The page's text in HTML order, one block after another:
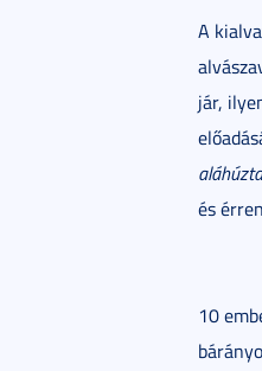
A
jár,
és
10